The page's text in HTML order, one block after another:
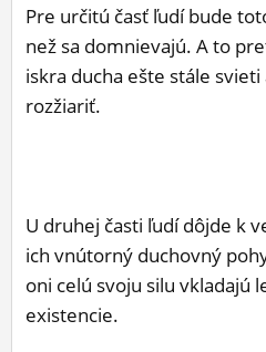
Pre určitú časť ľudí bude
než sa domnievajú. A to
iskra ducha ešte stále svieti
rozžiariť.
U druhej časti ľudí dôjde k
ich vnútorný duchovný
oni celú svoju silu vkladajú
existencie.